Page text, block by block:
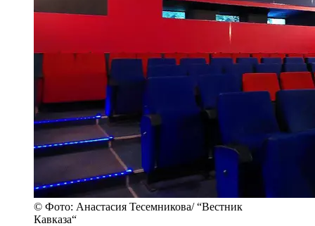
© Фото: Анастасия Тесемникова/ “Вестник
Кавказа“